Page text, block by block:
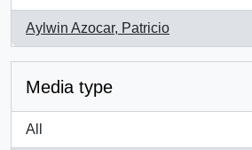
Aylwin Azocar, Patricio
, 1 results
Media type
All